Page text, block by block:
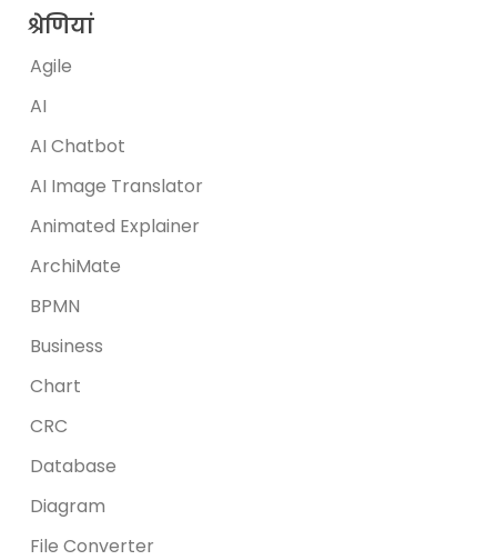
श्रेणियां
Agile
AI
AI Chatbot
AI Image Translator
Animated Explainer
ArchiMate
BPMN
Business
Chart
CRC
Database
Diagram
File Converter